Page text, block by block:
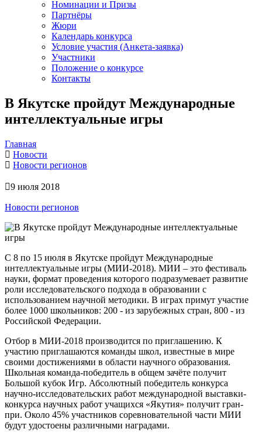
Номинации и Призы
Партнёры
Жюри
Календарь конкурса
Условие участия (Анкета-заявка)
Участники
Положение о конкурсе
Контакты
В Якутске пройдут Международные
интеллектуальные игры
Главная
Новости
Новости регионов
9 июля 2018
Новости регионов
С 8 по 15 июля в Якутске пройдут Международные
интеллектуальные игры (МИИ-2018). МИИ – это фестиваль
науки, формат проведения которого подразумевает развитие
роли исследовательского подхода в образовании с
использованием научной методики. В играх примут участие
более 1000 школьников: 200 - из зарубежных стран, 800 - из
Российской Федерации.
Отбор в МИИ-2018 производится по приглашению. К
участию приглашаются команды школ, известные в мире
своими достижениями в области научного образования.
Школьная команда-победитель в общем зачёте получит
Большой кубок Игр. Абсолютный победитель конкурса
научно-исследовательских работ международной выставки-
конкурса научных работ учащихся «Якутия» получит гран-
при. Около 45% участников соревновательной части МИИ
будут удостоены различными наградами.